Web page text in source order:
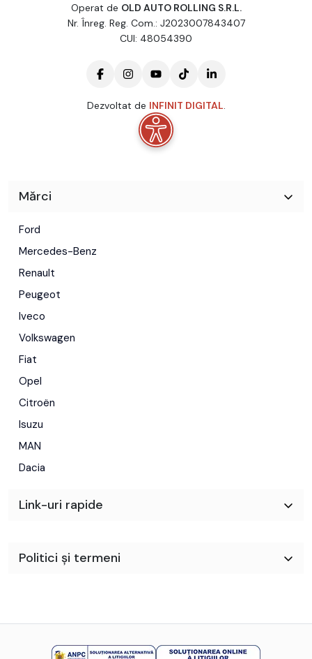
Operat de OLD AUTO ROLLING S.R.L.
Nr. Înreg. Reg. Com.: J2023007843407
CUI: 48054390
Dezvoltat de INFINIT DIGITAL.
Mărci
Ford
Mercedes-Benz
Renault
Peugeot
Iveco
Volkswagen
Fiat
Opel
Citroën
Isuzu
MAN
Dacia
Link-uri rapide
Politici și termeni